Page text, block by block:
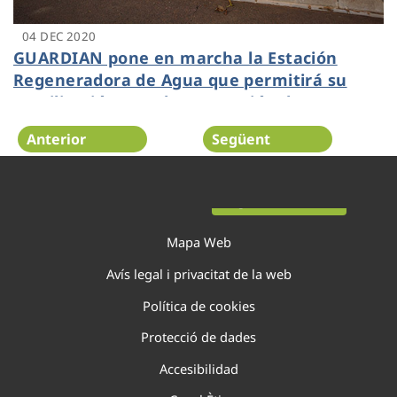
04 DEC 2020
GUARDIAN pone en marcha la Estación
Regeneradora de Agua que permitirá su
reutilización para la prevención de
incendios forestales
Anterior Següent
Mapa Web
Avís legal i privacitat de la web
Política de cookies
Protecció de dades
Accesibilidad